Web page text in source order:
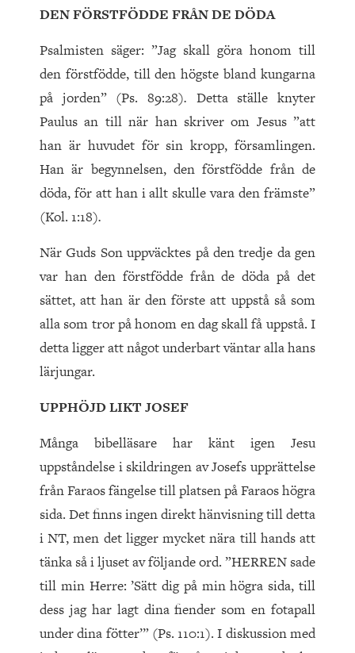
DEN FÖRSTFÖDDE FRÅN DE DÖDA
Psalmisten säger: ”Jag skall göra honom till
den förstfödde, till den högste bland kungarna
på jorden” (Ps. 89:28). Detta ställe knyter
Paulus an till när han skriver om Jesus ”att
han är huvudet för sin kropp, församlingen.
Han är begynnelsen, den förstfödde från de
döda, för att han i allt skulle vara den främste”
(Kol. 1:18).
När Guds Son uppväcktes på den tredje da gen
var han den förstfödde från de döda på det
sättet, att han är den förste att uppstå så som
alla som tror på honom en dag skall få uppstå. I
detta ligger att något underbart väntar alla hans
lärjungar.
UPPHÖJD LIKT JOSEF
Många bibelläsare har känt igen Jesu
uppståndelse i skildringen av Josefs upprättelse
från Faraos fängelse till platsen på Faraos högra
sida. Det finns ingen direkt hänvisning till detta
i NT, men det ligger mycket nära till hands att
tänka så i ljuset av följande ord. ”HERREN sade
till min Herre: ’Sätt dig på min högra sida, till
dess jag har lagt dina fiender som en fotapall
under dina fötter’” (Ps. 110:1). I diskussion med